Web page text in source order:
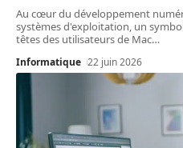
Au cœur du développement
systèmes d'exploitation, un
têtes des utilisateurs de Mac…
Informatique 22 juin 2026